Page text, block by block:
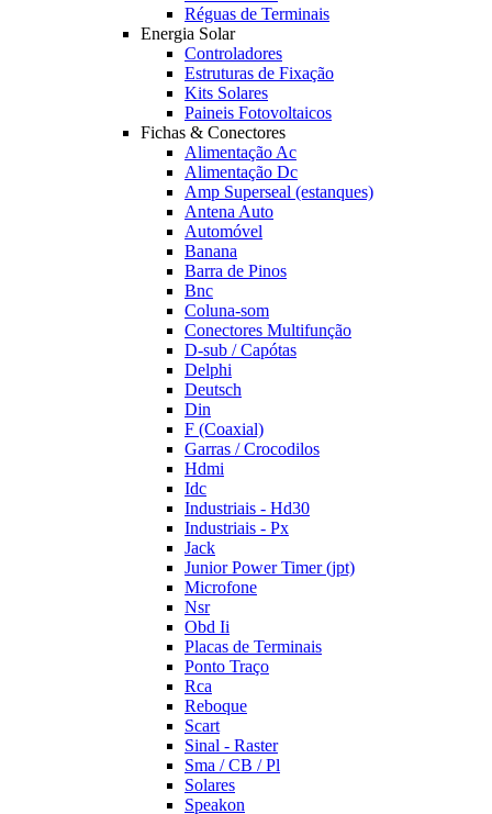
Réguas de Terminais
Energia Solar
Controladores
Estruturas de Fixação
Kits Solares
Paineis Fotovoltaicos
Fichas & Conectores
Alimentação Ac
Alimentação Dc
Amp Superseal (estanques)
Antena Auto
Automóvel
Banana
Barra de Pinos
Bnc
Coluna-som
Conectores Multifunção
D-sub / Capótas
Delphi
Deutsch
Din
F (Coaxial)
Garras / Crocodilos
Hdmi
Idc
Industriais - Hd30
Industriais - Px
Jack
Junior Power Timer (jpt)
Microfone
Nsr
Obd Ii
Placas de Terminais
Ponto Traço
Rca
Reboque
Scart
Sinal - Raster
Sma / CB / Pl
Solares
Speakon